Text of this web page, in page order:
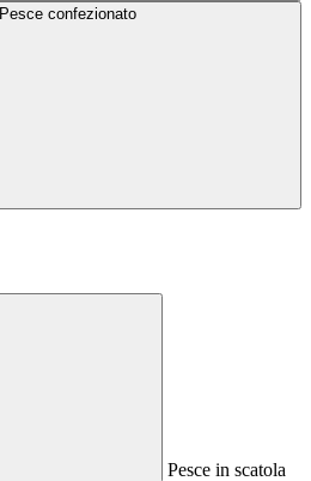
Pesce confezionato
Pesce in scatola